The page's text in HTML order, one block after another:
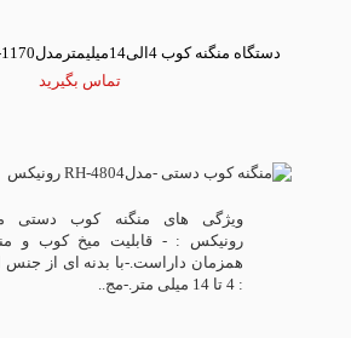
دستگاه منگنه کوب 4الی14میلیمترمدلNTS-1170نووا
تماس بگیرید
رونیکس : - قابلیت میخ کوب و
همزمان داراست.-با بدنه ای از جنس
: 4 تا 14 میلی متر.-مج..